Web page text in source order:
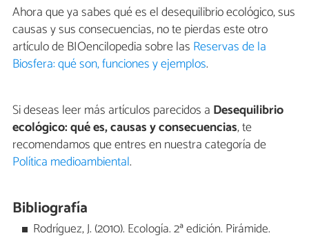
Ahora que ya sabes qué es el desequilibrio ecológico, sus
causas y sus consecuencias, no te pierdas este otro
artículo de BIOencilopedia sobre las Reservas de la
Biosfera: qué son, funciones y ejemplos.
Si deseas leer más artículos parecidos a Desequilibrio
ecológico: qué es, causas y consecuencias, te
recomendamos que entres en nuestra categoría de
Política medioambiental.
Bibliografía
Rodríguez, J. (2010). Ecología. 2ª edición. Pirámide.